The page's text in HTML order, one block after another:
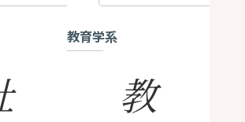
教育学系
教